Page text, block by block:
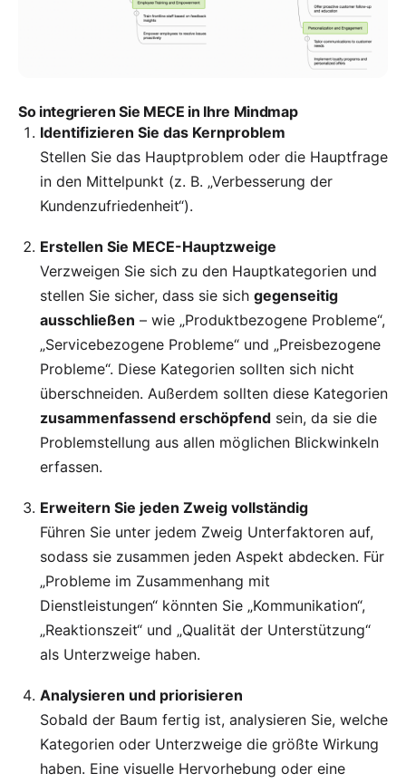
So integrieren Sie MECE in Ihre Mindmap
Identifizieren Sie das Kernproblem
Stellen Sie das Hauptproblem oder die Hauptfrage
in den Mittelpunkt (z. B. „Verbesserung der
Kundenzufriedenheit“).
Erstellen Sie MECE-Hauptzweige
Verzweigen Sie sich zu den Hauptkategorien und
stellen Sie sicher, dass sie sich gegenseitig
ausschließen – wie „Produktbezogene Probleme“,
„Servicebezogene Probleme“ und „Preisbezogene
Probleme“. Diese Kategorien sollten sich nicht
überschneiden. Außerdem sollten diese Kategorien
zusammenfassend erschöpfend sein, da sie die
Problemstellung aus allen möglichen Blickwinkeln
erfassen.
Erweitern Sie jeden Zweig vollständig
Führen Sie unter jedem Zweig Unterfaktoren auf,
sodass sie zusammen jeden Aspekt abdecken. Für
„Probleme im Zusammenhang mit
Dienstleistungen“ könnten Sie „Kommunikation“,
„Reaktionszeit“ und „Qualität der Unterstützung“
als Unterzweige haben.
Analysieren und priorisieren
Sobald der Baum fertig ist, analysieren Sie, welche
Kategorien oder Unterzweige die größte Wirkung
haben. Eine visuelle Hervorhebung oder eine